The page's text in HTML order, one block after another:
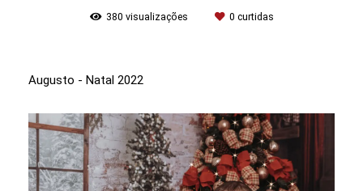
380 visualizações 0 curtidas
Augusto - Natal 2022